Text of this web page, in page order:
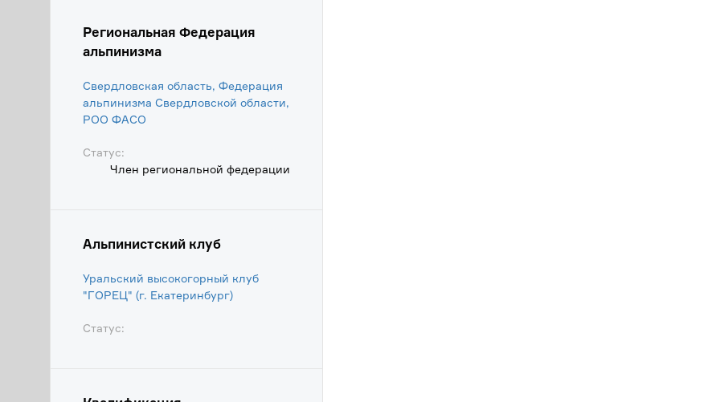
Региональная Федерация
альпинизма
Свердловская область, Федерация
альпинизма Свердловской области,
POO ФАСО
Статус:
Член региональной федерации
Альпинистский клуб
Уральский высокогорный клуб
"ГОРЕЦ" (г. Екатеринбург)
Статус: